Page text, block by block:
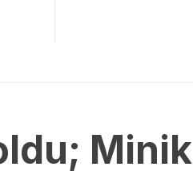
Minik